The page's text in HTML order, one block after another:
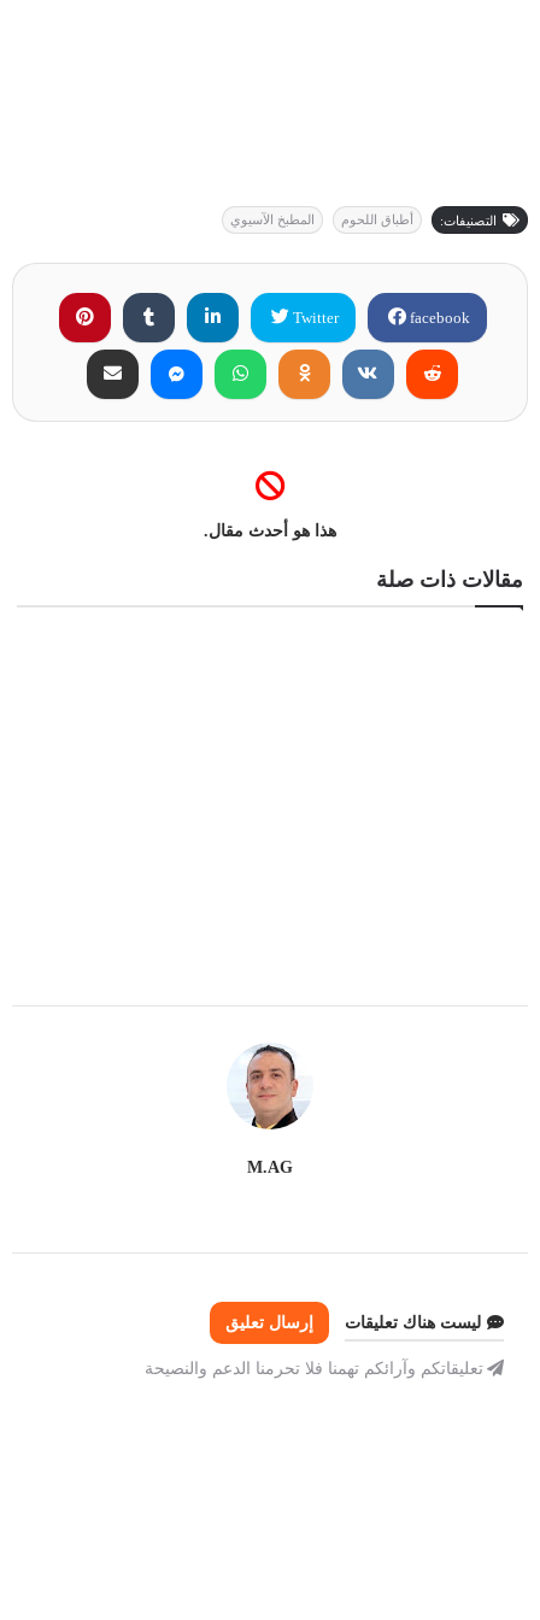
التصنيفات: أطباق اللحوم المطبخ الآسيوي
facebook
Twitter
هذا هو أحدث مقال.
مقالات ذات صلة
M.AG
ليست هناك تعليقات إرسال تعليق
تعليقاتكم وآرائكم تهمنا فلا تحرمنا الدعم والنصيحة